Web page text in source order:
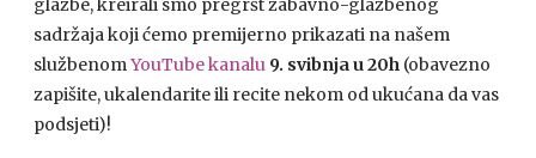
glazbe, kreirali smo pregršt zabavno-glazbenog
sadržaja koji ćemo premijerno prikazati na našem
službenomYouTube kanalu 9. svibnja u 20h (obavezno
zapišite, ukalendarite ili recite nekom od ukućana da vas
podsjeti)!